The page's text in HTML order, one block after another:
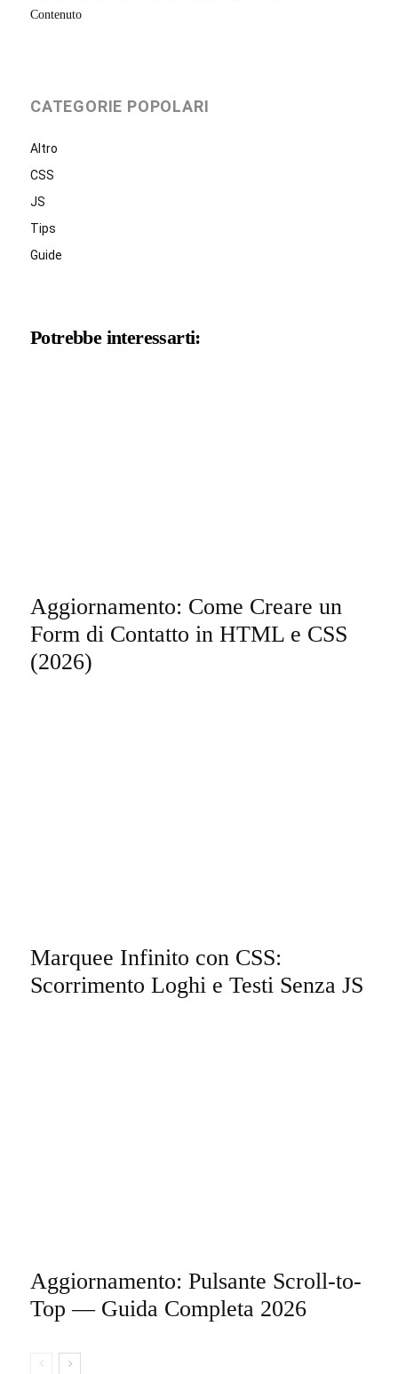
Contenuto
CATEGORIE POPOLARI
Altro
CSS
JS
Tips
Guide
Potrebbe interessarti:
Aggiornamento: Come Creare un
Form di Contatto in HTML e CSS
(2026)
Marquee Infinito con CSS:
Scorrimento Loghi e Testi Senza JS
Aggiornamento: Pulsante Scroll-to-
Top — Guida Completa 2026